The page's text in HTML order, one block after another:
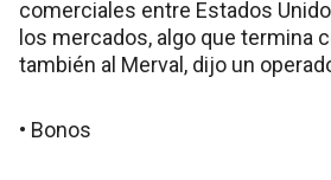
comerciales entre Estados
los mercados, algo que termina
también al Merval, dijo un
• Bonos